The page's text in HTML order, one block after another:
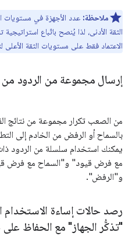
ملاحظة: عدد الأجهزة في مستويات
الثقة الأدنى، لذا يُنصح باتّباع
الاعتماد فقط على مستويات الثقة
إرسال مجموعة من الردود من
من الصعب تكرار مجموعة من نتائج
بالسماح أو الرفض من الخادم إلى
يمكنك استخدام سلسلة من الردود
و"الرفض".
رصد حالات إساءة الاستخدام
"تذكُّر الجهاز" مع الحفاظ